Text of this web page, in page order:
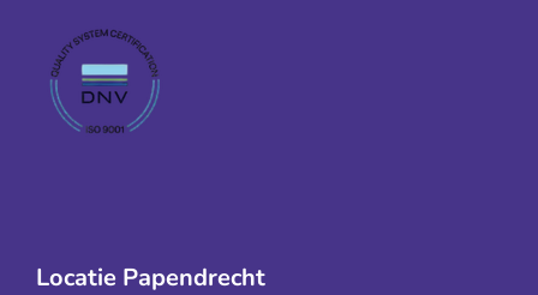
Locatie Papendrecht